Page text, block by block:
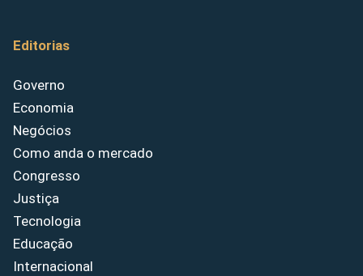
Editorias
Governo
Economia
Negócios
Como anda o mercado
Congresso
Justiça
Tecnologia
Educação
Internacional